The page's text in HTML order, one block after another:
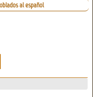
al español